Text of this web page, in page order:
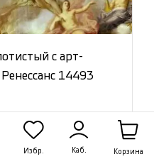
Избр. Каб. Корзина
с арт-
14493